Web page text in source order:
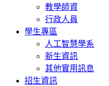
教學師資
行政人員
學生專區
人工智慧學系
新生資訊
其他實用訊息
招生資訊